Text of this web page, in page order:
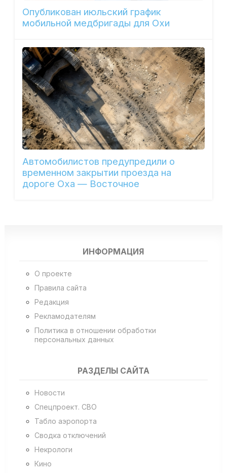
Опубликован июльский график
мобильной медбригады для Охи
Автомобилистов предупредили о
временном закрытии проезда на
дороге Оха — Восточное
ИНФОРМАЦИЯ
О проекте
Правила сайта
Редакция
Рекламодателям
Политика в отношении обработки
персональных данных
РАЗДЕЛЫ САЙТА
Новости
Спецпроект. СВО
Табло аэропорта
Сводка отключений
Некрологи
Кино